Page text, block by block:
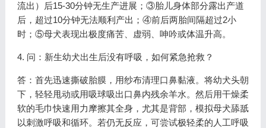
流出）后15-30分钟无生产进展；③胎儿身体部分露出产道
后，超过10分钟无法顺利产出；④前后两胎间隔超过2小
时；⑤母犬表现出极度痛苦、虚弱、呻吟或体温升高。
4. 问：新生幼犬出生后没有呼吸，如何紧急抢救？
答：首先迅速撕破胎膜，用纱布清理口鼻黏液。将幼犬头朝
下，轻轻甩动或用吸球吸出口鼻内残余羊水。然后用干燥柔
软的毛巾快速用力摩擦其全身，尤其是背部，模拟母犬舔舐
以刺激呼吸和循环。若仍无反应，可尝试极轻柔的人工呼吸